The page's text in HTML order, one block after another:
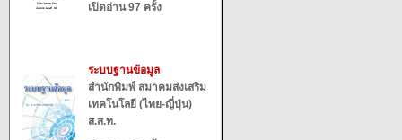
เปิดอ่าน 97 ครั้ง
ระบบฐานข้อมูล
สำนักพิมพ์ สมาคมส่งเสริม
เทคโนโลยี (ไทย-ญี่ปุ่น)
ส.ส.ท.